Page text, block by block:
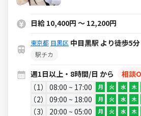
日給 10,400円 ～ 12,200円
東京都 目黒区 中目黒駅 より徒歩5分
駅チカ
週1日以上・8時間/日 から
相談
1
08:00 ~ 17:00 月 火 水 木
2 09:00 ~ 18:00 月 火 水 木
3 20:00 ~ 05:00 月 火 水 木